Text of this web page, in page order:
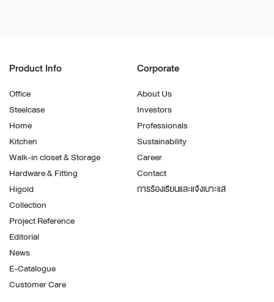
Product Info
Office
Steelcase
Home
Kitchen
Walk-in closet & Storage
Hardware & Fitting
Higold
Collection
Project Reference
Editorial
News
E-Catalogue
Customer Care
Corporate
About Us
Investors
Professionals
Sustainability
Career
Contact
การร้องเรียนและแจ้งเบาะแส